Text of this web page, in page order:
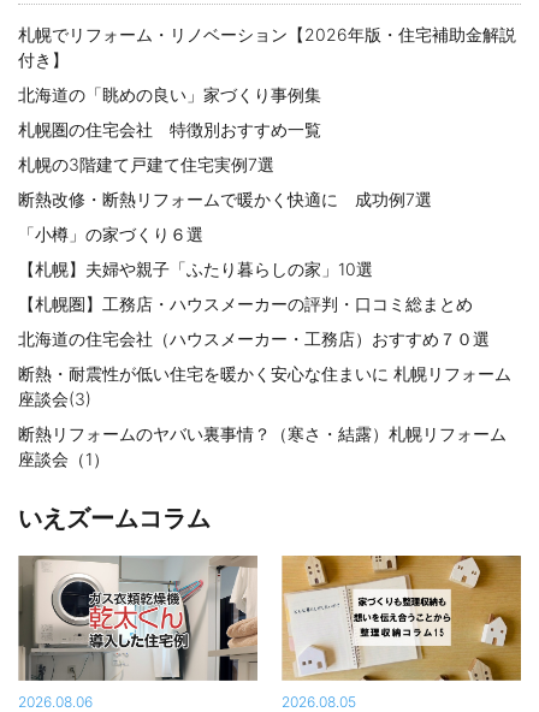
札幌でリフォーム・リノベーション【2026年版・住宅補助金解説
付き】
北海道の「眺めの良い」家づくり事例集
札幌圏の住宅会社 特徴別おすすめ一覧
札幌の3階建て戸建て住宅実例7選
断熱改修・断熱リフォームで暖かく快適に 成功例7選
「小樽」の家づくり６選
【札幌】夫婦や親子「ふたり暮らしの家」10選
【札幌圏】工務店・ハウスメーカーの評判・口コミ総まとめ
北海道の住宅会社（ハウスメーカー・工務店）おすすめ７０選
断熱・耐震性が低い住宅を暖かく安心な住まいに 札幌リフォーム
座談会(3)
断熱リフォームのヤバい裏事情？（寒さ・結露）札幌リフォーム
座談会（1）
いえズームコラム
2026.08.06 2026.08.05